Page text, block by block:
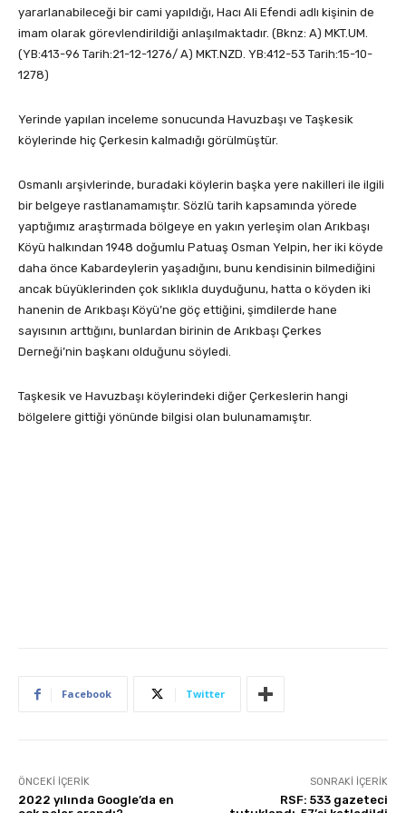
yararlanabileceği bir cami yapıldığı, Hacı Ali Efendi adlı kişinin de
imam olarak görevlendirildiği anlaşılmaktadır. (Bknz: A) MKT.UM.
(YB:413-96 Tarih:21-12-1276/ A) MKT.NZD. YB:412-53 Tarih:15-10-
1278)
Yerinde yapılan inceleme sonucunda Havuzbaşı ve Taşkesik
köylerinde hiç Çerkesin kalmadığı görülmüştür.
Osmanlı arşivlerinde, buradaki köylerin başka yere nakilleri ile ilgili
bir belgeye rastlanamamıştır. Sözlü tarih kapsamında yörede
yaptığımız araştırmada bölgeye en yakın yerleşim olan Arıkbaşı
Köyü halkından 1948 doğumlu Patuaş Osman Yelpin, her iki köyde
daha önce Kabardeylerin yaşadığını, bunu kendisinin bilmediğini
ancak büyüklerinden çok sıklıkla duyduğunu, hatta o köyden iki
hanenin de Arıkbaşı Köyü’ne göç ettiğini, şimdilerde hane
sayısının arttığını, bunlardan birinin de Arıkbaşı Çerkes
Derneği’nin başkanı olduğunu söyledi.
Taşkesik ve Havuzbaşı köylerindeki diğer Çerkeslerin hangi
bölgelere gittiği yönünde bilgisi olan bulunamamıştır.
Facebook Twitter
ÖNCEKI İÇERIK
2022 yılında Google’da en
SONRAKI İÇERIK
RSF: 533 gazeteci